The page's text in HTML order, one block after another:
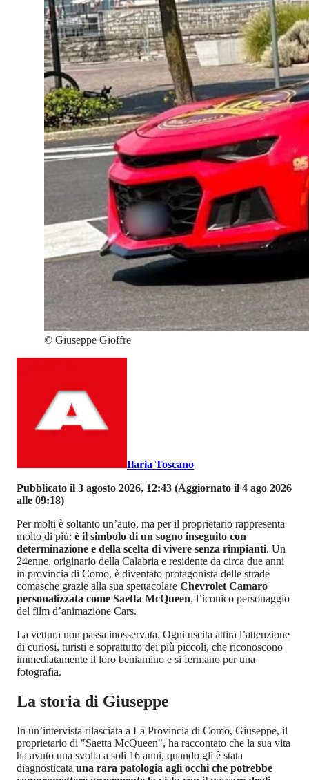
© Giuseppe Gioffre
Ilaria Toscano
Pubblicato il 3 agosto 2026, 12:43 (Aggiornato il 4 ago 2026
alle 09:18)
Per molti è soltanto un’auto, ma per il proprietario rappresenta
molto di più: è il simbolo di un sogno inseguito con
determinazione e della scelta di vivere senza rimpianti. Un
24enne, originario della Calabria e residente da circa due anni
in provincia di Como, è diventato protagonista delle strade
comasche grazie alla sua spettacolare Chevrolet Camaro
personalizzata come Saetta McQueen, l’iconico personaggio
del film d’animazione Cars.
La vettura non passa inosservata. Ogni uscita attira l’attenzione
di curiosi, turisti e soprattutto dei più piccoli, che riconoscono
immediatamente il loro beniamino e si fermano per una
fotografia.
La storia di Giuseppe
In un’intervista rilasciata a La Provincia di Como, Giuseppe, il
proprietario di "Saetta McQueen", ha raccontato che la sua vita
ha avuto una svolta a soli 16 anni, quando gli è stata
diagnosticata una rara patologia agli occhi che potrebbe